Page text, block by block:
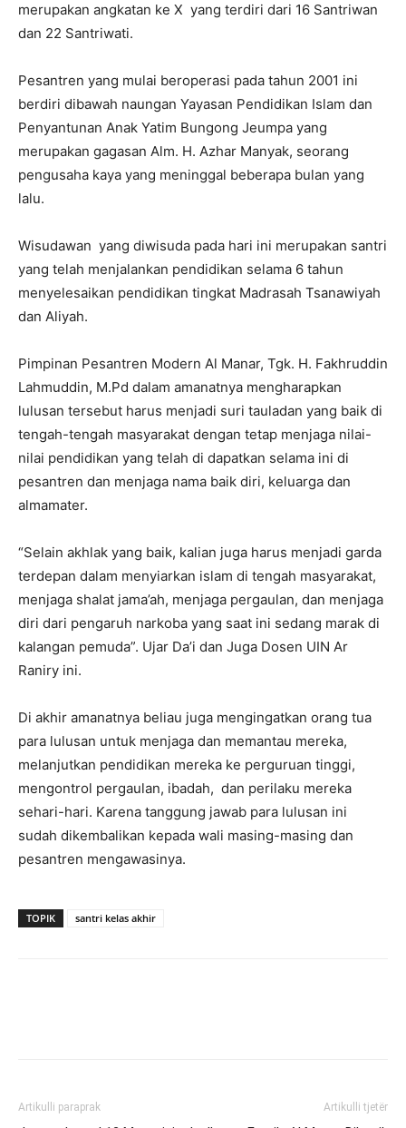
merupakan angkatan ke X yang terdiri dari 16 Santriwan
dan 22 Santriwati.
Pesantren yang mulai beroperasi pada tahun 2001 ini
berdiri dibawah naungan Yayasan Pendidikan Islam dan
Penyantunan Anak Yatim Bungong Jeumpa yang
merupakan gagasan Alm. H. Azhar Manyak, seorang
pengusaha kaya yang meninggal beberapa bulan yang
lalu.
Wisudawan yang diwisuda pada hari ini merupakan santri
yang telah menjalankan pendidikan selama 6 tahun
menyelesaikan pendidikan tingkat Madrasah Tsanawiyah
dan Aliyah.
Pimpinan Pesantren Modern Al Manar, Tgk. H. Fakhruddin
Lahmuddin, M.Pd dalam amanatnya mengharapkan
lulusan tersebut harus menjadi suri tauladan yang baik di
tengah-tengah masyarakat dengan tetap menjaga nilai-
nilai pendidikan yang telah di dapatkan selama ini di
pesantren dan menjaga nama baik diri, keluarga dan
almamater.
“Selain akhlak yang baik, kalian juga harus menjadi garda
terdepan dalam menyiarkan islam di tengah masyarakat,
menjaga shalat jama’ah, menjaga pergaulan, dan menjaga
diri dari pengaruh narkoba yang saat ini sedang marak di
kalangan pemuda”. Ujar Da’i dan Juga Dosen UIN Ar
Raniry ini.
Di akhir amanatnya beliau juga mengingatkan orang tua
para lulusan untuk menjaga dan memantau mereka,
melanjutkan pendidikan mereka ke perguruan tinggi,
mengontrol pergaulan, ibadah, dan perilaku mereka
sehari-hari. Karena tanggung jawab para lulusan ini
sudah dikembalikan kepada wali masing-masing dan
pesantren mengawasinya.
TOPIK santri kelas akhir
Artikulli paraprak Artikulli tjetër